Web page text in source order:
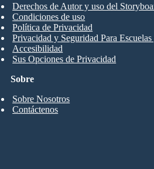
Sobre
Sobre Nosotros
Contáctenos
Derechos de Autor y uso del
Condiciones de uso
Política de Privacidad
Privacidad y Seguridad Para
Accesibilidad
Sus Opciones de Privacidad